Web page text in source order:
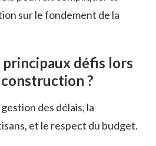
sur le fondement de la
défis lors
?
des délais, la
et le respect du budget.